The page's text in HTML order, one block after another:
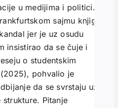
u medijima i politici.
sajmu knjiga
jer je uz osudu
insistirao da se čuje i
o studentskim
pohvalio je
da se svrstaju uz
Pitanje